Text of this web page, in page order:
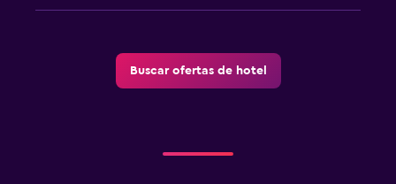
Buscar ofertas de hotel